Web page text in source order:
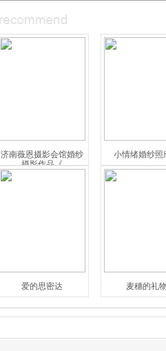
济南薇恩摄影会馆婚纱
摄影作品《
小情绪婚纱照
爱的思密达 麦穗的礼